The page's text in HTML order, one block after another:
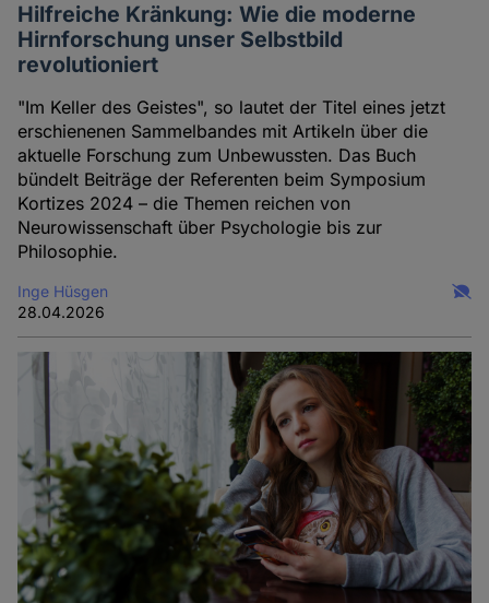
Hilfreiche Kränkung: Wie die moderne
Hirnforschung unser Selbstbild
revolutioniert
"Im Keller des Geistes", so lautet der Titel eines jetzt
erschienenen Sammelbandes mit Artikeln über die
aktuelle Forschung zum Unbewussten. Das Buch
bündelt Beiträge der Referenten beim Symposium
Kortizes 2024 – die Themen reichen von
Neurowissenschaft über Psychologie bis zur
Philosophie.
Inge Hüsgen
28.04.2026